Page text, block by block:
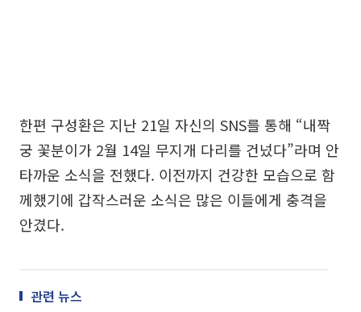
한편 구성환은 지난 21일 자신의 SNS를 통해 “내짝
궁 꽃분이가 2월 14일 무지개 다리를 건넜다”라며 안
타까운 소식을 전했다. 이전까지 건강한 모습으로 함
께했기에 갑작스러운 소식은 많은 이들에게 충격을
안겼다.
관련 뉴스